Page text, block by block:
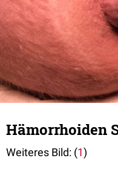
Hämorrhoiden
Weiteres Bild: (1)